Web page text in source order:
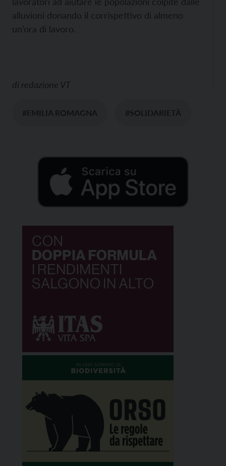
alluvioni donando il corrispettivo di almeno
un’ora di lavoro.
di redazione VT
#EMILIA ROMAGNA #SOLIDARIETÀ